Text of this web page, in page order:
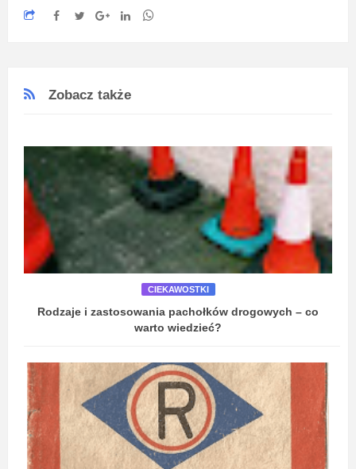
Zobacz także
CIEKAWOSTKI
Rodzaje i zastosowania pachołków drogowych – co
warto wiedzieć?